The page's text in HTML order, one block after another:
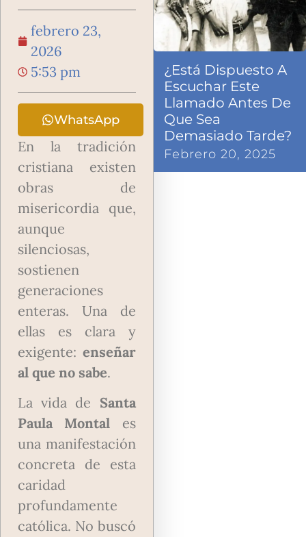
febrero 23,
2026
5:53 pm
WhatsApp
En la tradición
cristiana existen
obras de
misericordia que,
aunque
silenciosas,
sostienen
generaciones
enteras. Una de
ellas es clara y
exigente: enseñar
al que no sabe.
La vida de Santa
Paula Montal es
una manifestación
concreta de esta
caridad
profundamente
católica. No buscó
¿Está Dispuesto A
Escuchar Este
Llamado Antes De
Que Sea
Demasiado Tarde?
Febrero 20, 2025